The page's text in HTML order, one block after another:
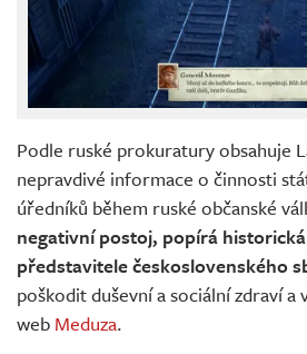
Podle ruské prokuratury obsahuje
nepravdivé informace o činnosti
úředníků během ruské občanské
negativní postoj, popírá
představitele československého
poškodit duševní a sociální zdraví
web Meduza.